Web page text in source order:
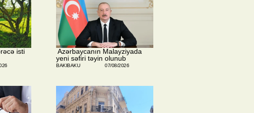
isti
​ Azərbaycanın Malayziyada
yeni səfiri təyin olunub
BAKIBAKU 07/08/2026